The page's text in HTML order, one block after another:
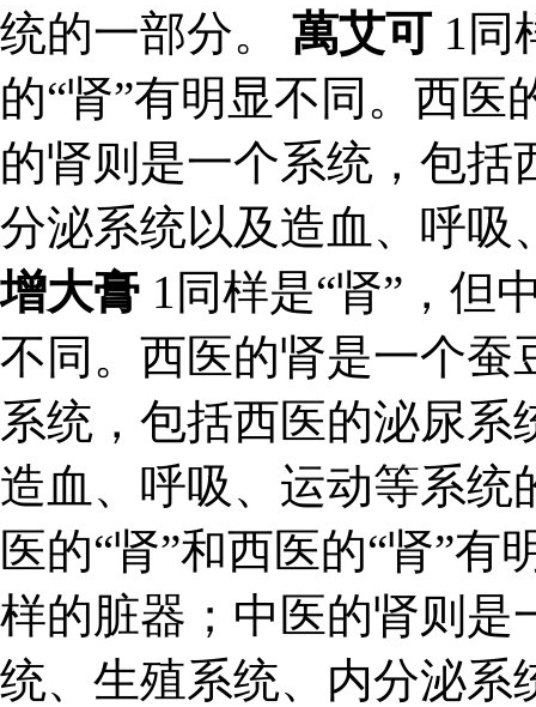
统的一部分。 萬艾可1同
的“肾”有明显不同。西
的肾则是一个系统，包
分泌系统以及造血、呼
增大膏 1同样是“肾”，但
不同。西医的肾是一个蚕
系统，包括西医的泌尿
造血、呼吸、运动等系统
医的“肾”和西医的“肾”
样的脏器；中医的肾则是
统、生殖系统、内分泌系